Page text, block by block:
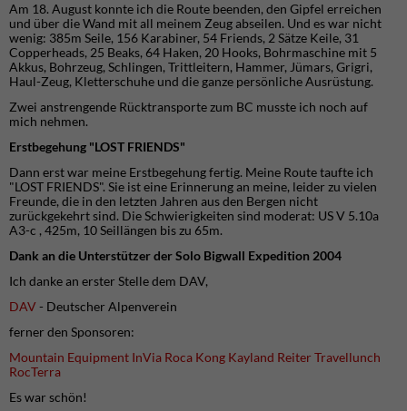
Am 18. August konnte ich die Route beenden, den Gipfel erreichen
und über die Wand mit all meinem Zeug abseilen. Und es war nicht
wenig: 385m Seile, 156 Karabiner, 54 Friends, 2 Sätze Keile, 31
Copperheads, 25 Beaks, 64 Haken, 20 Hooks, Bohrmaschine mit 5
Akkus, Bohrzeug, Schlingen, Trittleitern, Hammer, Jümars, Grigri,
Haul-Zeug, Kletterschuhe und die ganze persönliche Ausrüstung.
Zwei anstrengende Rücktransporte zum BC musste ich noch auf
mich nehmen.
Erstbegehung "LOST FRIENDS"
Dann erst war meine Erstbegehung fertig. Meine Route taufte ich
"LOST FRIENDS". Sie ist eine Erinnerung an meine, leider zu vielen
Freunde, die in den letzten Jahren aus den Bergen nicht
zurückgekehrt sind. Die Schwierigkeiten sind moderat: US V 5.10a
A3-c , 425m, 10 Seillängen bis zu 65m.
Dank an die Unterstützer der Solo Bigwall Expedition 2004
Ich danke an erster Stelle dem DAV,
DAV- Deutscher Alpenverein
ferner den Sponsoren:
Mountain Equipment InVia Roca Kong Kayland Reiter Travellunch
RocTerra
Es war schön!